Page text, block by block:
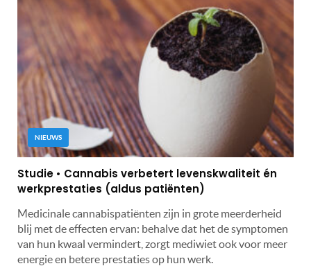
NIEUWS
Studie • Cannabis verbetert levenskwaliteit én
werkprestaties (aldus patiënten)
Medicinale cannabispatiënten zijn in grote meerderheid
blij met de effecten ervan: behalve dat het de symptomen
van hun kwaal vermindert, zorgt mediwiet ook voor meer
energie en betere prestaties op hun werk.